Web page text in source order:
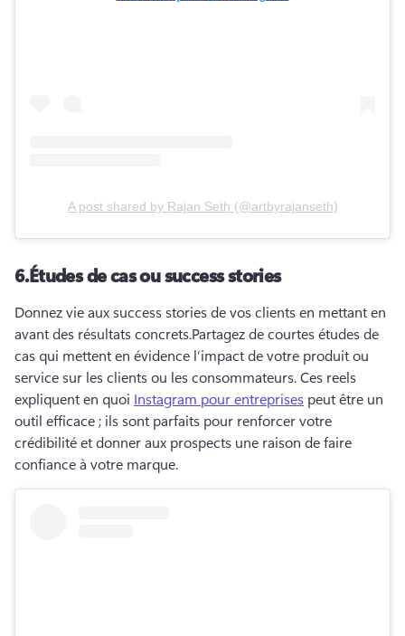
A post shared by Rajan Seth (@artbyrajanseth)
6.Études de cas ou success stories
Donnez vie aux success stories de vos clients en mettant en
avant des résultats concrets.Partagez de courtes études de
cas qui mettent en évidence l’impact de votre produit ou
service sur les clients ou les consommateurs. Ces reels
expliquent en quoi Instagram pour entreprises peut être un
outil efficace ; ils sont parfaits pour renforcer votre
crédibilité et donner aux prospects une raison de faire
confiance à votre marque.